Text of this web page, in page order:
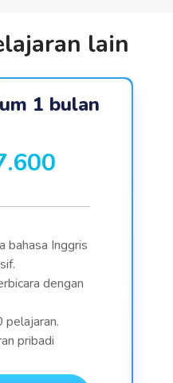
lain
1 bulan
bahasa Inggris
dengan
pelajaran.
pribadi